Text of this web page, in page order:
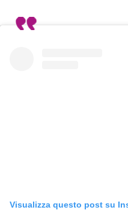
Visualizza questo post su